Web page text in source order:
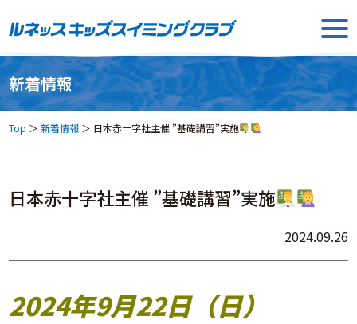
新着情報
Top ＞新着情報 ＞ 日本赤十字社主催 ”基礎講習”実施
日本赤十字社主催 ”基礎講習”実施
2024.09.26
2024年9月22日（日）